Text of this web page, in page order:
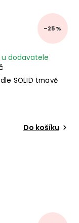
–25 %
SOLID tmavě
u dodavatele
Do košíku